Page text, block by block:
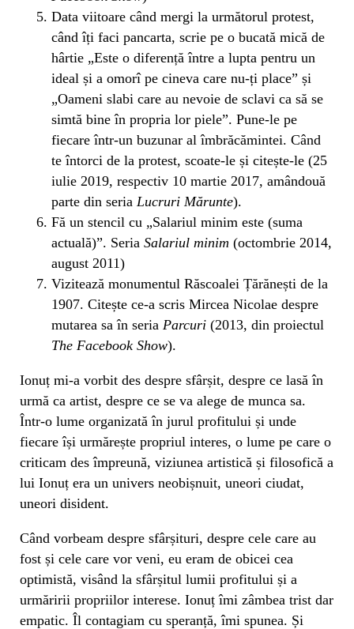
Data viitoare când mergi la următorul protest,
când îți faci pancarta, scrie pe o bucată mică de
hârtie „Este o diferență între a lupta pentru un
ideal și a omorî pe cineva care nu-ți place” și
„Oameni slabi care au nevoie de sclavi ca să se
simtă bine în propria lor piele”. Pune-le pe
fiecare într-un buzunar al îmbrăcămintei. Când
te întorci de la protest, scoate-le și citește-le (25
iulie 2019, respectiv 10 martie 2017, amândouă
parte din seria Lucruri Mărunte).
Fă un stencil cu „Salariul minim este (suma
actuală)”. Seria Salariul minim (octombrie 2014,
august 2011)
Vizitează monumentul Răscoalei Țărănești de la
1907. Citește ce-a scris Mircea Nicolae despre
mutarea sa în seria Parcuri (2013, din proiectul
The Facebook Show).
Ionuț mi-a vorbit des despre sfârșit, despre ce lasă în
urmă ca artist, despre ce se va alege de munca sa.
Într-o lume organizată în jurul profitului și unde
fiecare își urmărește propriul interes, o lume pe care o
criticam des împreună, viziunea artistică și filosofică a
lui Ionuț era un univers neobișnuit, uneori ciudat,
uneori disident.
Când vorbeam despre sfârșituri, despre cele care au
fost și cele care vor veni, eu eram de obicei cea
optimistă, visând la sfârșitul lumii profitului și a
urmăririi propriilor interese. Ionuț îmi zâmbea trist dar
empatic. Îl contagiam cu speranță, îmi spunea. Și